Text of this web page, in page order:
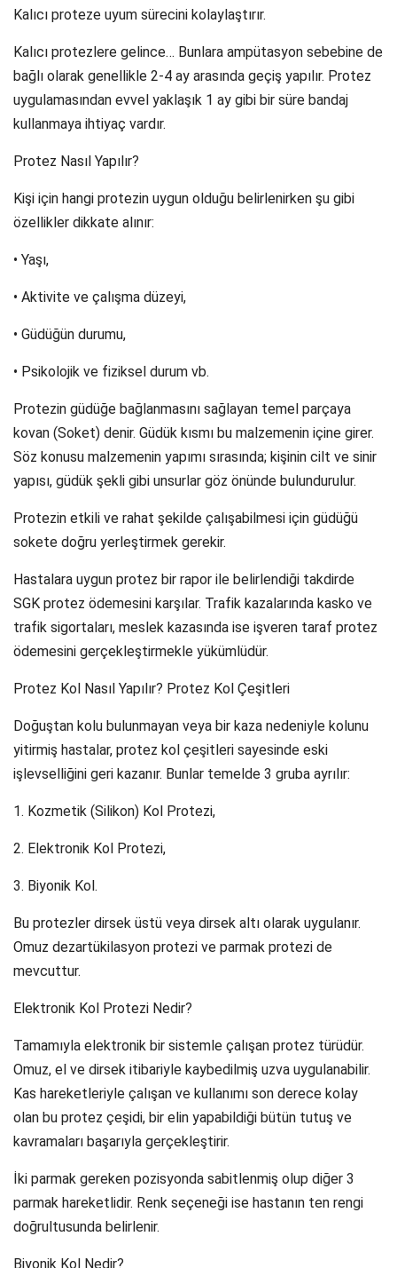
Kalıcı proteze uyum sürecini kolaylaştırır.
Kalıcı protezlere gelince… Bunlara ampütasyon sebebine de
bağlı olarak genellikle 2-4 ay arasında geçiş yapılır. Protez
uygulamasından evvel yaklaşık 1 ay gibi bir süre bandaj
kullanmaya ihtiyaç vardır.
Protez Nasıl Yapılır?
Kişi için hangi protezin uygun olduğu belirlenirken şu gibi
özellikler dikkate alınır:
• Yaşı,
• Aktivite ve çalışma düzeyi,
• Güdüğün durumu,
• Psikolojik ve fiziksel durum vb.
Protezin güdüğe bağlanmasını sağlayan temel parçaya
kovan (Soket) denir. Güdük kısmı bu malzemenin içine girer.
Söz konusu malzemenin yapımı sırasında; kişinin cilt ve sinir
yapısı, güdük şekli gibi unsurlar göz önünde bulundurulur.
Protezin etkili ve rahat şekilde çalışabilmesi için güdüğü
sokete doğru yerleştirmek gerekir.
Hastalara uygun protez bir rapor ile belirlendiği takdirde
SGK protez ödemesini karşılar. Trafik kazalarında kasko ve
trafik sigortaları, meslek kazasında ise işveren taraf protez
ödemesini gerçekleştirmekle yükümlüdür.
Protez Kol Nasıl Yapılır? Protez Kol Çeşitleri
Doğuştan kolu bulunmayan veya bir kaza nedeniyle kolunu
yitirmiş hastalar, protez kol çeşitleri sayesinde eski
işlevselliğini geri kazanır. Bunlar temelde 3 gruba ayrılır:
1. Kozmetik (Silikon) Kol Protezi,
2. Elektronik Kol Protezi,
3. Biyonik Kol.
Bu protezler dirsek üstü veya dirsek altı olarak uygulanır.
Omuz dezartükilasyon protezi ve parmak protezi de
mevcuttur.
Elektronik Kol Protezi Nedir?
Tamamıyla elektronik bir sistemle çalışan protez türüdür.
Omuz, el ve dirsek itibariyle kaybedilmiş uzva uygulanabilir.
Kas hareketleriyle çalışan ve kullanımı son derece kolay
olan bu protez çeşidi, bir elin yapabildiği bütün tutuş ve
kavramaları başarıyla gerçekleştirir.
İki parmak gereken pozisyonda sabitlenmiş olup diğer 3
parmak hareketlidir. Renk seçeneği ise hastanın ten rengi
doğrultusunda belirlenir.
Biyonik Kol Nedir?